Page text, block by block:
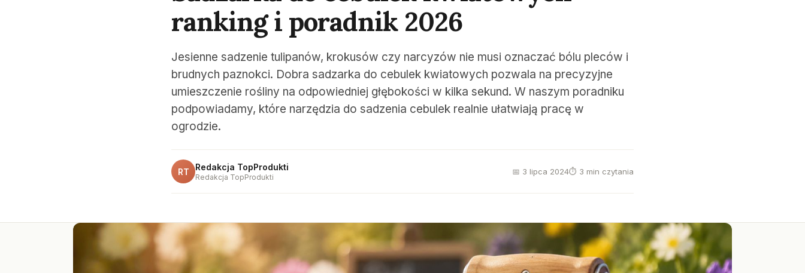
ranking i poradnik 2026
Jesienne sadzenie tulipanów, krokusów czy narcyzów nie musi oznaczać bólu pleców i
brudnych paznokci. Dobra sadzarka do cebulek kwiatowych pozwala na precyzyjne
umieszczenie rośliny na odpowiedniej głębokości w kilka sekund. W naszym poradniku
podpowiadamy, które narzędzia do sadzenia cebulek realnie ułatwiają pracę w
ogrodzie.
RT Redakcja TopProdukti
Redakcja TopProdukti
📅 3 lipca 2024⏱ 3 min czytania